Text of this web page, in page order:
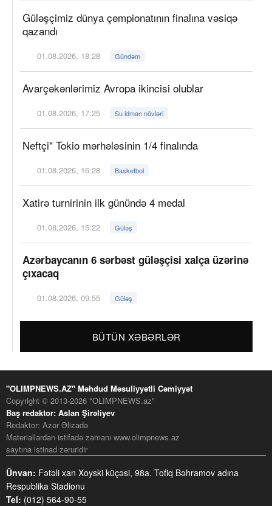
Güləşçimiz dünya çempionatının finalına vəsiqə
qazandı
01.08.2026, 18:28 Gündəm
Avarçəkənlərimiz Avropa ikincisi olublar
01.08.2026, 17:25 Su idman növləri
Neftçi" Tokio mərhələsinin 1/4 finalında
01.08.2026, 16:28 Basketbol
Xatirə turnirinin ilk günündə 4 medal
01.08.2026, 15:22 Güləş
Azərbaycanın 6 sərbəst güləşçisi xalça üzərinə
çıxacaq
01.08.2026, 09:55 Güləş
BÜTÜN XƏBƏRLƏR
"OLIMPNEWS.AZ" Məhdud Məsuliyyətli Cəmiyyət
Copyright © 2013-2026 "OLIMPNEWS.az"
Baş redaktor: Aslan Şirəliyev
Redaktor: Azər Əlizadə
Materiallardan istifadə zamanı www.olimpnews.az
saytına istinad zəruridir
Ünvan: Fətəli xan Xoyski küçəsi, 98a. Tofiq Bəhramov adına
Respublika Stadionu
Tel: (012) 564-90-55